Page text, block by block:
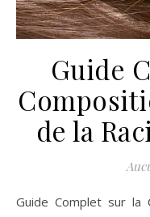
Guide
de la
Guide Complet sur la Composition des Cheveux : De la